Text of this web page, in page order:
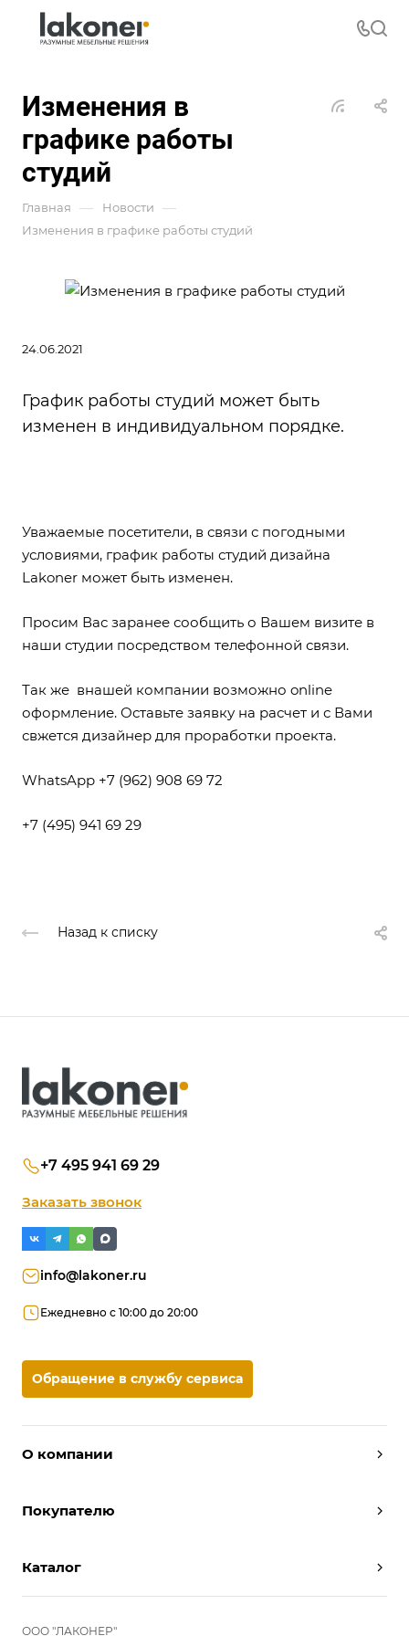
Изменения в
графике работы
студий
Главная — Новости —
Изменения в графике работы студий
24.06.2021
График работы студий может быть
изменен в индивидуальном порядке.
Уважаемые посетители, в связи с погодными
условиями, график работы студий дизайна
Lakoner может быть изменен.
Просим Вас заранее сообщить о Вашем визите в
наши студии посредством телефонной связи.
Так же внашей компании возможно online
оформление. Оставьте заявку на расчет и с Вами
свжется дизайнер для проработки проекта.
WhatsApp +7 (962) 908 69 72
+7 (495) 941 69 29
Назад к списку
О компании
Условия работы
Отзывы
Покупателю
Вызвать дизайнера
Реализованные проекты
Каталог
Шкафы
Прихожие
ООО "ЛАКОНЕР"
+7 495 941 69 29
Заказать звонок
info@lakoner.ru
Ежедневно с 10:00 до 20:00
Обращение в службу сервиса